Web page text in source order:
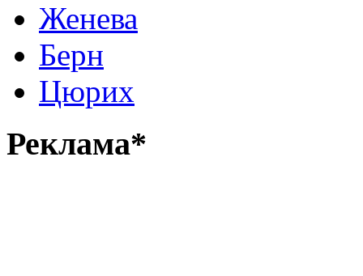
Женева
Берн
Цюрих
Реклама*